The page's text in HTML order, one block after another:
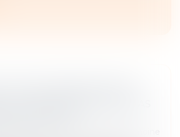
D’UNE CRÉANCE ENTRE
CONCUBINAGE N’EST PAS
D’AGIR